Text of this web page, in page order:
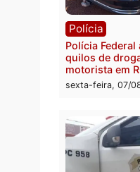
Política
Marcos
de Governo
metas